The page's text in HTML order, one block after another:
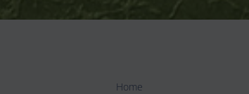
Home